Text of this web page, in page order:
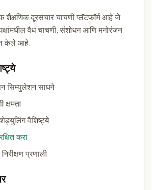
शैक्षणिक दूरसंचार चाचणी प्लॅटफॉर्म आहे जे
वैध चाचणी, संशोधन आणि मनोरंजन
केले आहे.
सिम्युलेशन साधने
क्षमता
वैशिष्ट्ये
करा
प्रणाली